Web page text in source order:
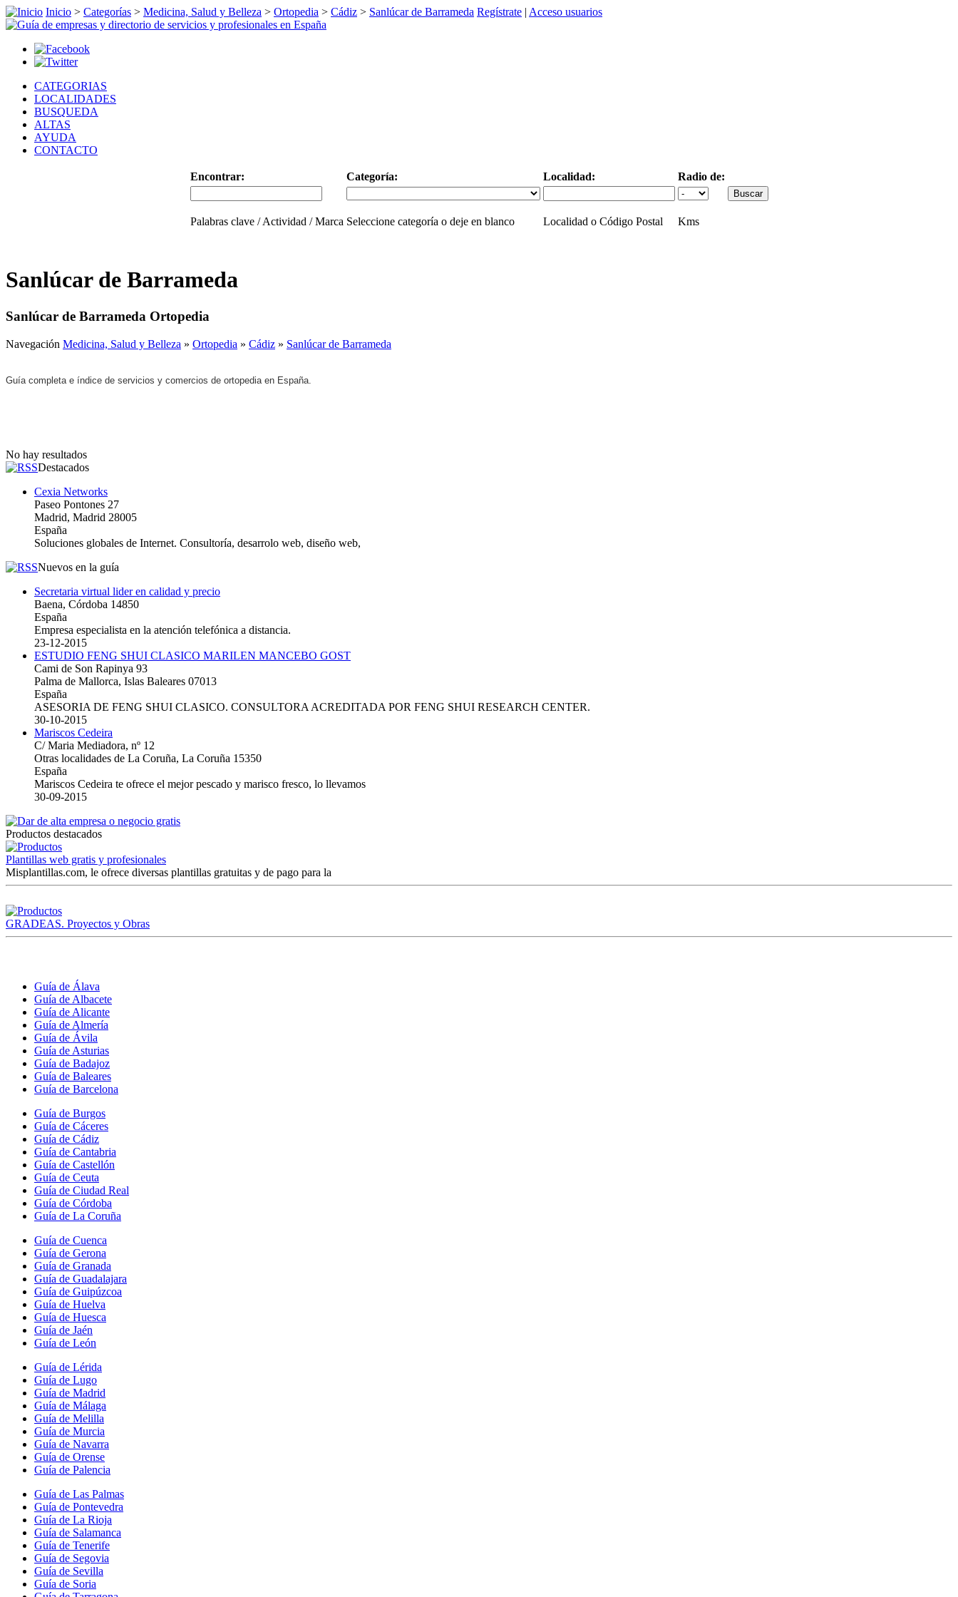
Inicio > Categorías > Medicina, Salud y Belleza > Ortopedia > Cádiz > Sanlúcar de Barrameda Regístrate | Acceso usuarios
CATEGORIAS
LOCALIDADES
BUSQUEDA
ALTAS
AYUDA
CONTACTO
Encontrar: Categoría: Localidad: Radio de:
Palabras clave / Actividad / Marca Seleccione categoría o deje en blanco Localidad o Código Postal Kms
Sanlúcar de Barrameda
Sanlúcar de Barrameda Ortopedia
Navegación Medicina, Salud y Belleza » Ortopedia » Cádiz » Sanlúcar de Barrameda
Guía completa e índice de servicios y comercios de ortopedia en España.
No hay resultados
Destacados
Cexia Networks
Paseo Pontones 27
Madrid, Madrid 28005
España
Soluciones globales de Internet. Consultoría, desarrolo web, diseño web,
Nuevos en la guía
Secretaria virtual lider en calidad y precio
Baena, Córdoba 14850
España
Empresa especialista en la atención telefónica a distancia.
23-12-2015
ESTUDIO FENG SHUI CLASICO MARILEN MANCEBO GOST
Cami de Son Rapinya 93
Palma de Mallorca, Islas Baleares 07013
España
ASESORIA DE FENG SHUI CLASICO. CONSULTORA ACREDITADA POR FENG SHUI RESEARCH CENTER.
30-10-2015
Mariscos Cedeira
C/ Maria Mediadora, nº 12
Otras localidades de La Coruña, La Coruña 15350
España
Mariscos Cedeira te ofrece el mejor pescado y marisco fresco, lo llevamos
30-09-2015
Productos destacados
Plantillas web gratis y profesionales
Misplantillas.com, le ofrece diversas plantillas gratuitas y de pago para la
GRADEAS. Proyectos y Obras
Guía de Álava
Guía de Albacete
Guía de Alicante
Guía de Almería
Guía de Ávila
Guía de Asturias
Guía de Badajoz
Guía de Baleares
Guía de Barcelona
Guía de Burgos
Guía de Cáceres
Guía de Cádiz
Guía de Cantabria
Guía de Castellón
Guía de Ceuta
Guía de Ciudad Real
Guía de Córdoba
Guía de La Coruña
Guía de Cuenca
Guía de Gerona
Guía de Granada
Guía de Guadalajara
Guía de Guipúzcoa
Guía de Huelva
Guía de Huesca
Guía de Jaén
Guía de León
Guía de Lérida
Guía de Lugo
Guía de Madrid
Guía de Málaga
Guía de Melilla
Guía de Murcia
Guía de Navarra
Guía de Orense
Guía de Palencia
Guía de Las Palmas
Guía de Pontevedra
Guía de La Rioja
Guía de Salamanca
Guía de Tenerife
Guía de Segovia
Guía de Sevilla
Guía de Soria